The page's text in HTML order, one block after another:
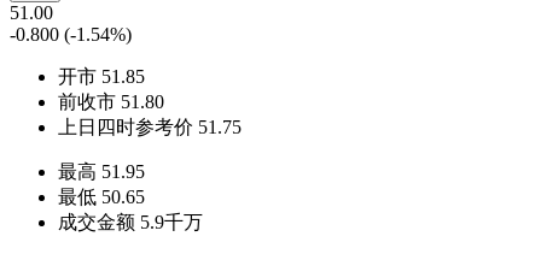
51.00
-0.800 (-1.54%)
开市 51.85
前收市 51.80
上日四时参考价 51.75
最高 51.95
最低 50.65
成交金额 5.9千万